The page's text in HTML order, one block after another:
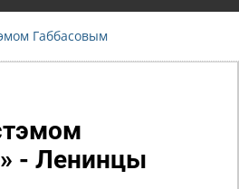
Габбасовым
- Ленинцы